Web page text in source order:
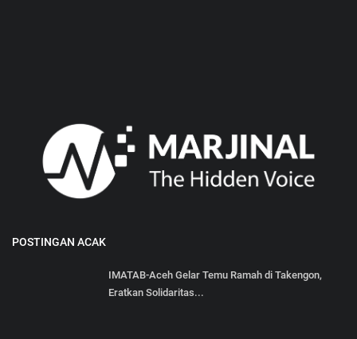
POSTINGAN ACAK
‎IMATAB-Aceh Gelar Temu Ramah di Takengon,
Eratkan Solidaritas...